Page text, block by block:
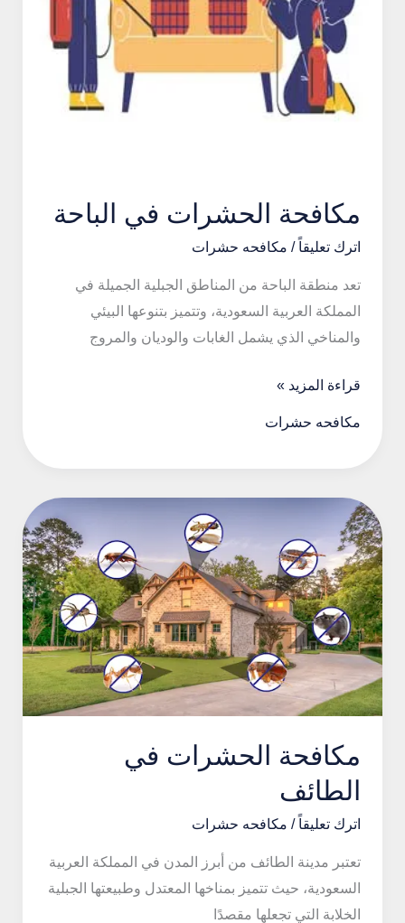
مكافحة الحشرات في الباحة
اترك تعليقاً / مكافحه حشرات
تعد منطقة الباحة من المناطق الجبلية الجميلة في
المملكة العربية السعودية، وتتميز بتنوعها البيئي
والمناخي الذي يشمل الغابات والوديان والمروج
مكافحة
قراءة المزيد »
مكافحه حشرات
مكافحة الحشرات في
الطائف
اترك تعليقاً / مكافحه حشرات
تعتبر مدينة الطائف من أبرز المدن في المملكة العربية
السعودية، حيث تتميز بمناخها المعتدل وطبيعتها الجبلية
الخلابة التي تجعلها مقصدًا